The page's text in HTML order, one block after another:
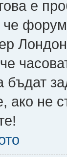
е
че
бъдат
ако не